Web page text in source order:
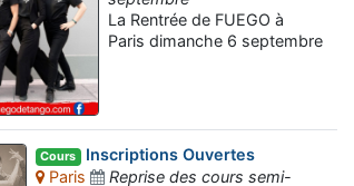
La Rentrée de FUEGO à
Paris dimanche 6 septembre
Cours Inscriptions Ouvertes
Paris
Reprise des cours semi-